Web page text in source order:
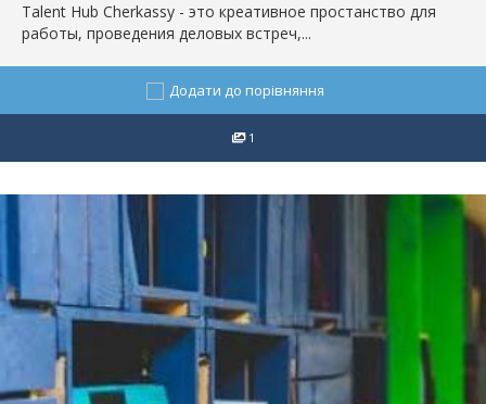
Talent Hub Cherkassy - это креативное простанство для
работы, проведения деловых встреч,...
Додати до порівняння
1